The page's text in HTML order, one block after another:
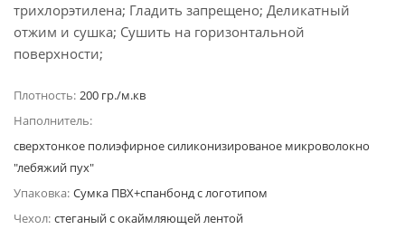
трихлорэтилена; Гладить запрещено; Деликатный
отжим и сушка; Сушить на горизонтальной
поверхности;
Плотность: 200 гр./м.кв
Наполнитель:
сверхтонкое полиэфирное силиконизированое микроволокно
"лебяжий пух"
Упаковка: Сумка ПВХ+спанбонд с логотипом
Чехол: стеганый с окаймляющей лентой